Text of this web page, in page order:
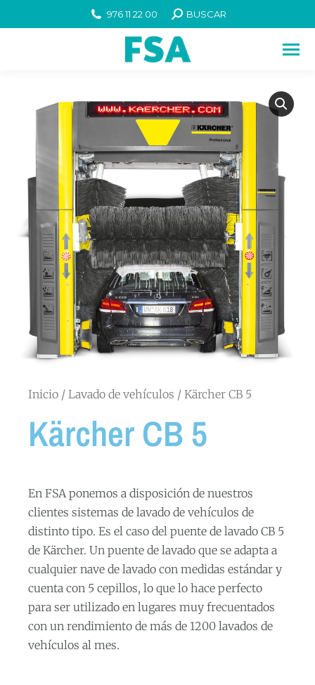
976 11 22 00 BUSCAR
Inicio / Lavado de vehículos / Kärcher CB 5
Kärcher CB 5
En FSA ponemos a disposición de nuestros
clientes sistemas de lavado de vehículos de
distinto tipo. Es el caso del puente de lavado CB 5
de Kärcher. Un puente de lavado que se adapta a
cualquier nave de lavado con medidas estándar y
cuenta con 5 cepillos, lo que lo hace perfecto
para ser utilizado en lugares muy frecuentados
con un rendimiento de más de 1200 lavados de
vehículos al mes.